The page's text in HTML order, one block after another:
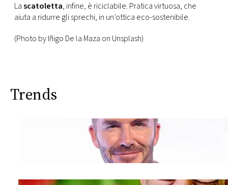
Lascatoletta, infine, è riciclabile. Pratica virtuosa, che
aiuta a ridurre gli sprechi, in un’ottica eco-sostenibile.
(Photo by Iñigo De la Maza on Unsplash)
Trends